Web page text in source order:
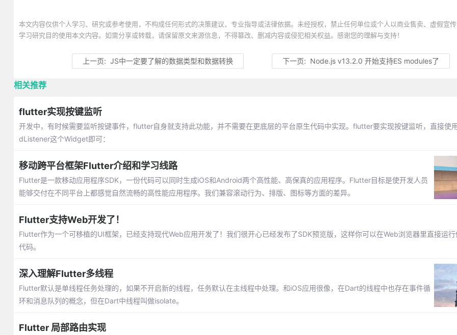
本文内容仅供个人学习、研究或参考使用，不构成任何形式的决策建议、专业指导或法律依据。未经授权，禁止任何单位或个人以商业售卖、虚假宣
学习研究目的使用本文内容。如需分享或转载，请保留原文来源信息，不得篡改、删减内容或侵犯相关权益。感谢您的理解与支持！
上一页:JS中一定要了解的数据类型和数据转换 下一页: Node.js v13.2.0 开始支持ES modules了
相关推荐
flutter实现按键监听
开发中，有时候需要监听按键事件，flutter自身就支持此功能，并不需要在更底层的平台原生代码中实现。flutter要实现按键监听，直接使
dListener这个Widget即可：
移动跨平台框架Flutter介绍和学习线路
Flutter是一款移动应用程序SDK，一份代码可以同时生成iOS和Android两个高性能、高保真的应用程序。Flutter目标是使开发人员
能够交付在不同平台上都感觉自然流畅的高性能应用程序。我们兼容滚动行为、排版、图标等方面的差异。
Flutter支持Web开发了！
Flutter作为一个可移植的UI框架，已经支持现代Web应用开发了！我们很开心已经发布了SDK预览版，这样你可以在Web浏览器里直接运
代码。
深入理解Flutter多线程
Flutter默认是单线程任务处理的，如果不开启新的线程，任务默认在主线程中处理。和iOS应用很像，在Dart的线程中也存在事件循
环和消息队列的概念，但在Dart中线程叫做isolate。
Flutter 局部路由实现